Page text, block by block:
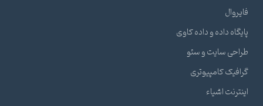
فایروال
پایگاه داده و داده کاوی
طراحی سایت و سئو
گرافیک کامپیوتری
اینترنت اشیاء